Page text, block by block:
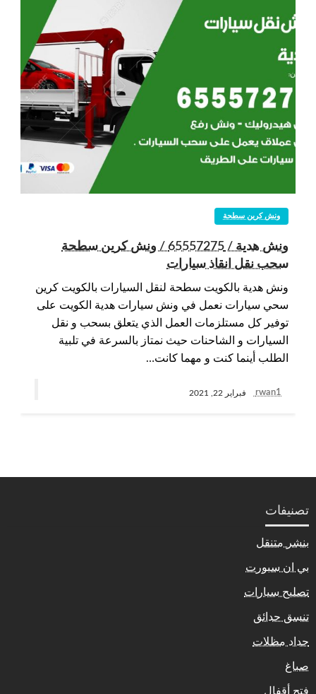
ونش كرين سطحة
ونش هدية / 65557275 / ونش كرين سطحة
سحب نقل انقاذ سيارات
ونش هدية بالكويت سطحة لنقل السيارات بالكويت كرين
سحي سيارات نعمل في ونش سيارات هدية الكويت على
توفير كل مستلزمات العمل الذي يتعلق بسحب و نقل
السيارات و الشاحنات حيث نمتاز بالسرعة في تلبية
الطلب أينما كنت و مهما كانت…
rwan1 فبراير 22, 2021
تصنيفات
بنشر متنقل
بي ان سبورت
تصليح سيارات
تنسق حدائق
حداد مظلات
صباغ
فتح أقفال